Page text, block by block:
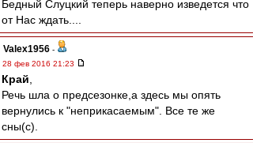
Бедный Слуцкий теперь наверно изведется что
от Нас ждать....
Valex1956 -
28 фев 2016 21:23
Край
Речь шла о предсезонке,а здесь мы опять
вернулись к "неприкасаемым". Все те же
сны(с).